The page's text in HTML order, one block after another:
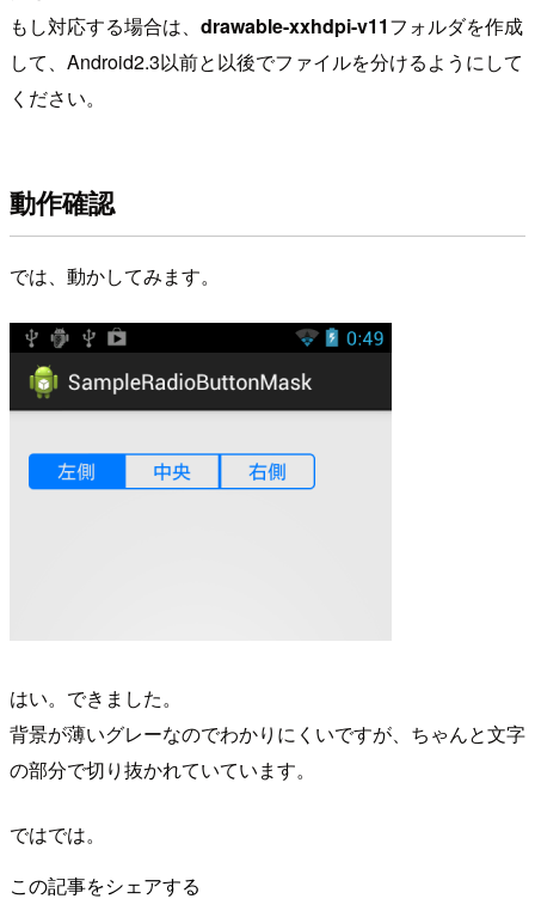
もし対応する場合は、 drawable-xxhdpi-v11フォルダを作成
して、Android2.3以前と以後でファイルを分けるようにして
ください。
動作確認
では、動かしてみます。
はい。できました。
背景が薄いグレーなのでわかりにくいですが、ちゃんと文字
の部分で切り抜かれていています。
ではでは。
この記事をシェアする